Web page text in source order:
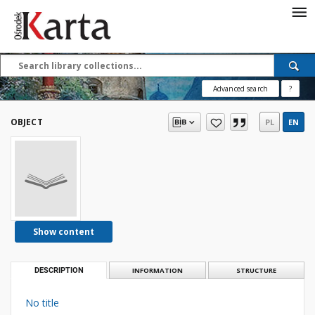
Advanced search ?
OBJECT PL EN
Show content
DESCRIPTION INFORMATION STRUCTURE
No title
Save the priceless
testimonies of the
20th century
These materials are available free
of charge thanks to the joint efforts
of people like you—people who care
about preserving history.
working together to preserve and
disseminate authentic testimonies
so that everyone can access them
today and in the future.
Support